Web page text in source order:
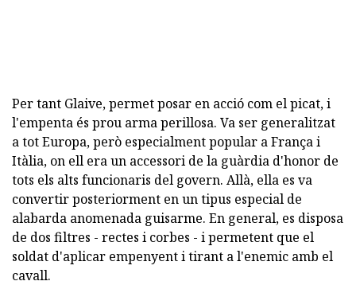
Per tant Glaive, permet posar en acció com el picat, i
l'empenta és prou arma perillosa. Va ser generalitzat
a tot Europa, però especialment popular a França i
Itàlia, on ell era un accessori de la guàrdia d'honor de
tots els alts funcionaris del govern. Allà, ella es va
convertir posteriorment en un tipus especial de
alabarda anomenada guisarme. En general, es disposa
de dos filtres - rectes i corbes - i permetent que el
soldat d'aplicar empenyent i tirant a l'enemic amb el
cavall.